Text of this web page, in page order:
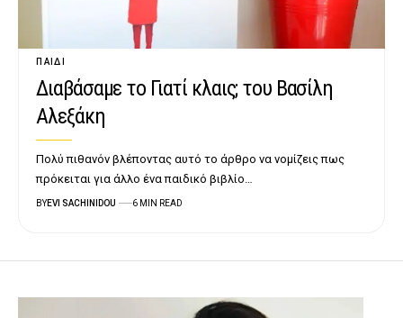
ΠΑΙΔΊ
Διαβάσαμε το Γιατί κλαις; του Βασίλη
Αλεξάκη
Πολύ πιθανόν βλέποντας αυτό το άρθρο να νομίζεις πως
πρόκειται για άλλο ένα παιδικό βιβλίο…
BYEVI SACHINIDOU 6 MIN READ